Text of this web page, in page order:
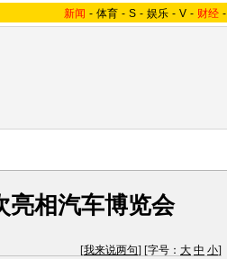
新闻 - 体育 - S - 娱乐 - V - 财经 -
亮相汽车博览会
[我来说两句] [字号： 大 中 小]